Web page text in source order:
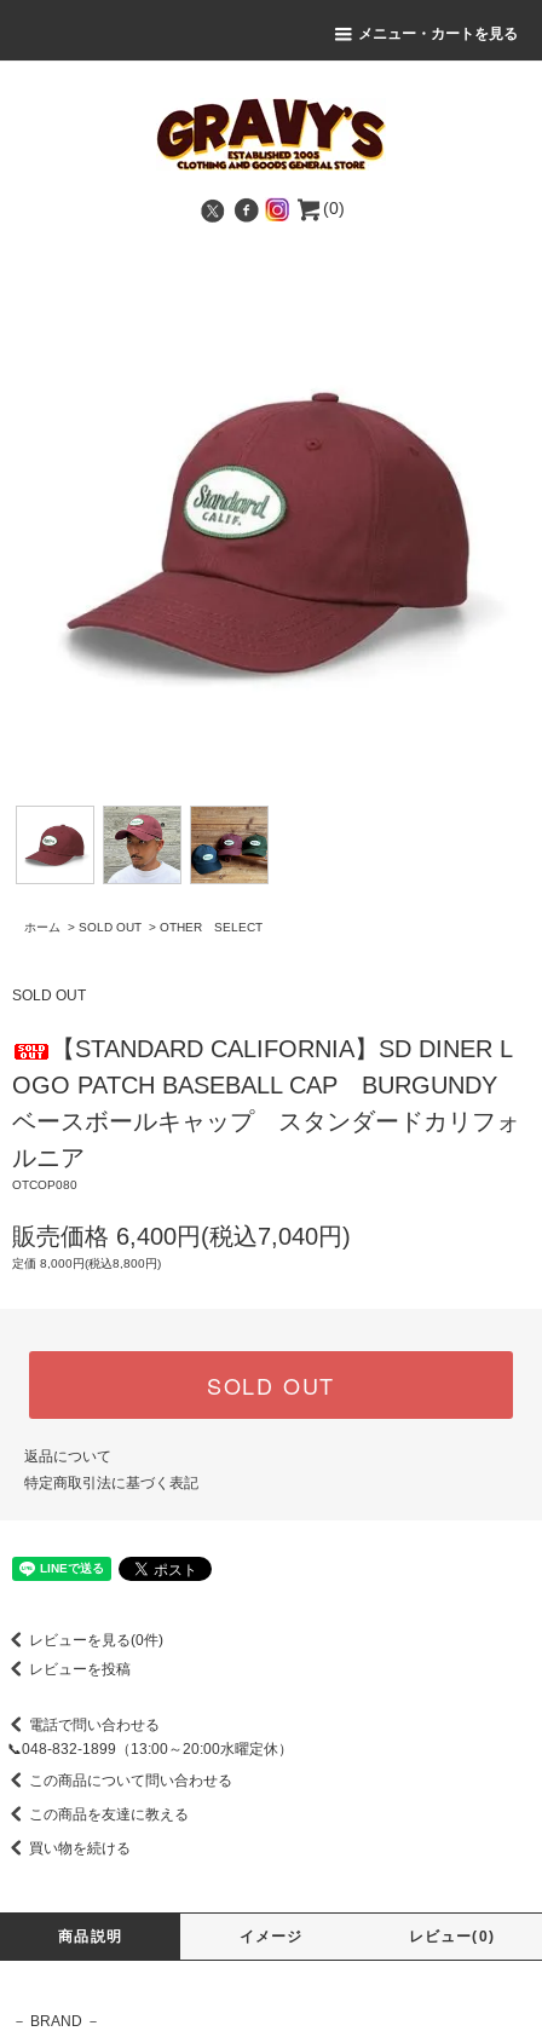
メニュー・カートを見る
(0)
ホーム > SOLD OUT > OTHER SELECT
SOLD OUT
【STANDARD CALIFORNIA】SD DINER L
OGO PATCH BASEBALL CAP BURGUNDY
ベースボールキャップ スタンダードカリフォ
ルニア
OTCOP080
販売価格 6,400円(税込7,040円)
定価 8,000円(税込8,800円)
SOLD OUT
返品について
特定商取引法に基づく表記
レビューを見る(0件)
レビューを投稿
電話で問い合わせる
📞048-832-1899（13:00～20:00水曜定休）
この商品について問い合わせる
この商品を友達に教える
買い物を続ける
商品説明 イメージ レビュー(0)
－ BRAND －